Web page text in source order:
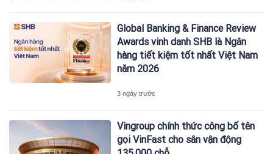
Global Banking & Finance Review
Awards vinh danh SHB là Ngân
hàng tiết kiệm tốt nhất Việt Nam
năm 2026
3 ngày trước
Vingroup chính thức công bố tên
gọi VinFast cho sân vận động